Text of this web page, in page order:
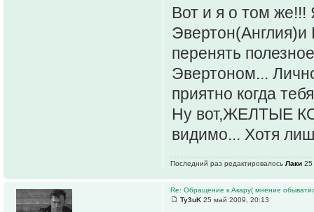
Вот и я о том же!!!
Эвертон(Англия)и
перенять
Эвертоном...
приятно когда
Ну вот,ЖЕЛТЫЕ
видимо... Хотя
Последний раз редактировалось Лаки 25
Re: Обращение к Акару( мнение
Ty3uK 25 май 2009, 20:13